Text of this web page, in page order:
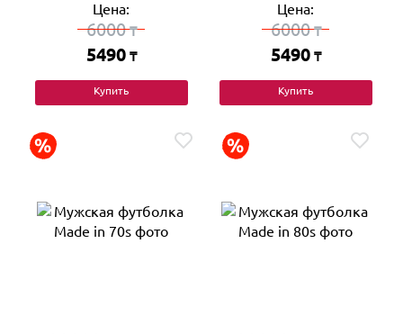
Цена:
6000₸
5490 ₸
Купить
Цена:
6000₸
5490 ₸
Купить